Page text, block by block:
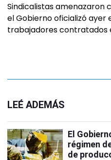
Sindicalistas amenazaron
el Gobierno oficializó ayer
trabajadores contratados
LEÉ ADEMÁS
El
régimen
de